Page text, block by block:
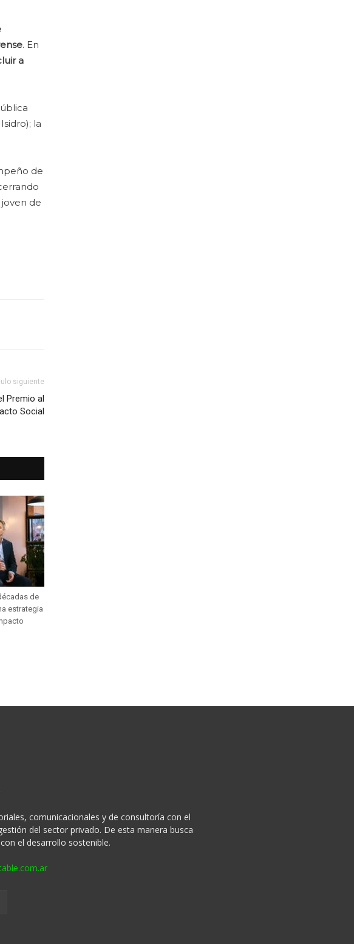
. En
a
la
de
de
siguiente
Premio al
Social
de
estrategia
comunicacionales y de consultoría con el
del sector privado. De esta manera busca
el desarrollo sostenible.